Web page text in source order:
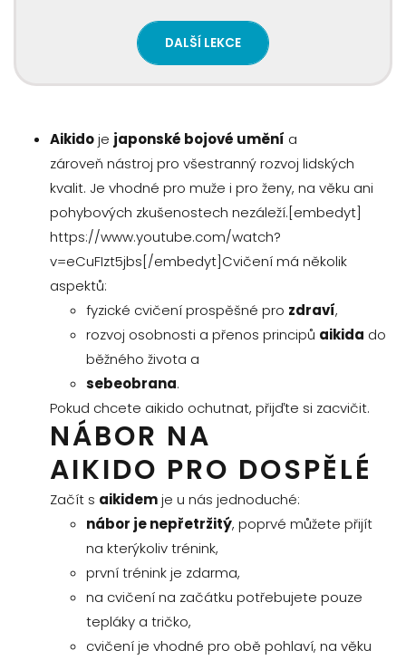
DALŠÍ LEKCE
Aikidoje japonské bojové umění a
zároveň nástroj pro všestranný rozvoj lidských
kvalit. Je vhodné pro muže i pro ženy, na věku ani
pohybových zkušenostech nezáleží.[embedyt]
https://www.youtube.com/watch?
v=eCuFIzt5jbs[/embedyt]Cvičení má několik
aspektů:
fyzické cvičení prospěšné pro zdraví,
rozvoj osobnosti a přenos principů aikida do
běžného života a
sebeobrana.
Pokud chcete aikido ochutnat, přijďte si zacvičit.
NÁBOR NA
AIKIDO PRO DOSPĚLÉ
Začít s aikidemje u nás jednoduché:
nábor je nepřetržitý, poprvé můžete přijít
na kterýkoliv trénink,
první trénink je zdarma,
na cvičení na začátku potřebujete pouze
tepláky a tričko,
cvičení je vhodné pro obě pohlaví, na věku